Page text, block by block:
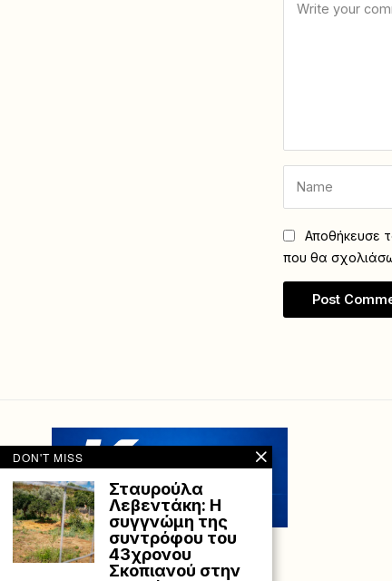
Αποθήκευσε
που θα
DON'T MISS
Σταυρούλα
Λεβεντάκη: Η
συγγνώμη της
συντρόφου του
43χρονου
Σκοπιανού στην